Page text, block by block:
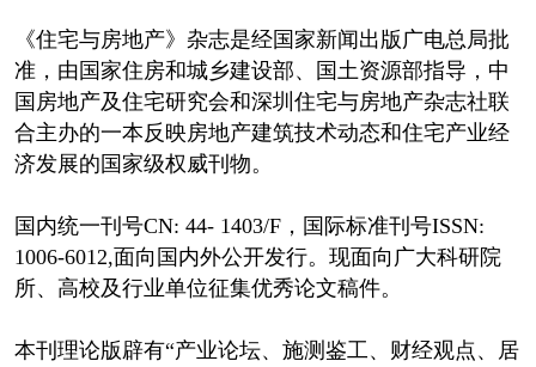
《住宅与房地产》杂志是经国家新闻出版广电总局批
准，由国家住房和城乡建设部、国土资源部指导，中
国房地产及住宅研究会和深圳住宅与房地产杂志社联
合主办的一本反映房地产建筑技术动态和住宅产业经
济发展的国家级权威刊物。
国内统一刊号CN: 44- 1403/F，国际标准刊号ISSN:
1006-6012,面向国内外公开发行。现面向广大科研院
所、高校及行业单位征集优秀论文稿件。
本刊理论版辟有“产业论坛、施测鉴工、财经观点、居